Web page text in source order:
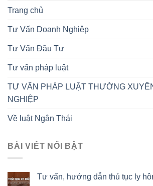
Trang chủ
Tư Vấn Doanh Nghiệp
Tư Vấn Đầu Tư
Tư vấn pháp luật
TƯ VẤN PHÁP LUẬT THƯỜNG
NGHIỆP
Về luật Ngân Thái
BÀI VIẾT NỔI BẬT
Tư vấn, hướng dẫn thủ tục ly